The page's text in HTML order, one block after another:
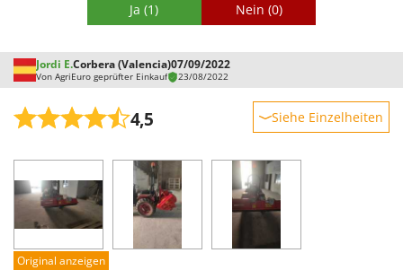
Zomax
Ja (1) Nein (0)
Jordi E.Corbera (Valencia)07/09/2022
Von AgriEuro geprüfter Einkauf 23/08/2022
4,5 Siehe Einzelheiten
Benutzerfreundlichkeit
Qualität / Preis
Schwierigkeitsgrad Zusammenbau
Original anzeigen